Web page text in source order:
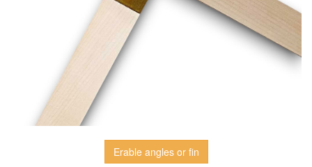
Erable angles or fin